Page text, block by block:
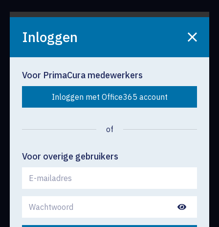
Schrijf je in
Werken bij
Dagpraktijk
Zorg in de regio
Documentenbibliotheek
Financiële zaken
Inloggen
Voor PrimaCura medewerkers
Inloggen met Office365 account
of
Voor overige gebruikers